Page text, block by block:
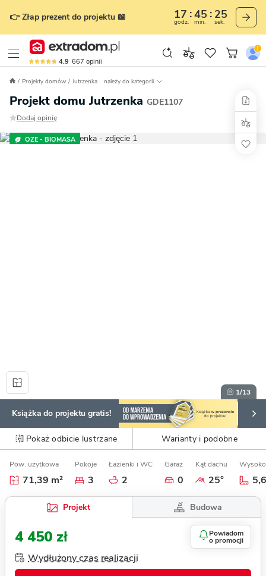
👉 Złap prezent do projektu 📖 17
godz.
45
min.
23
sek.
4.9 667 opinii
Projekty domów Jutrzenka należy do kategorii
Projekt domu Jutrzenka GDE1107
Dodaj opinię
OZE - BIOMASA
1/13
Książka do projektu gratis!
Pokaż odbicie lustrzane Warianty i podobne
Pow. użytkowa
71,39 m²
Pokoje
3
Łazienki i WC
2
Garaż
0
Kąt dachu
25°
Projekt Budowa
4 450 zł Powiadom
o promocji
Wydłużony czas realizacji